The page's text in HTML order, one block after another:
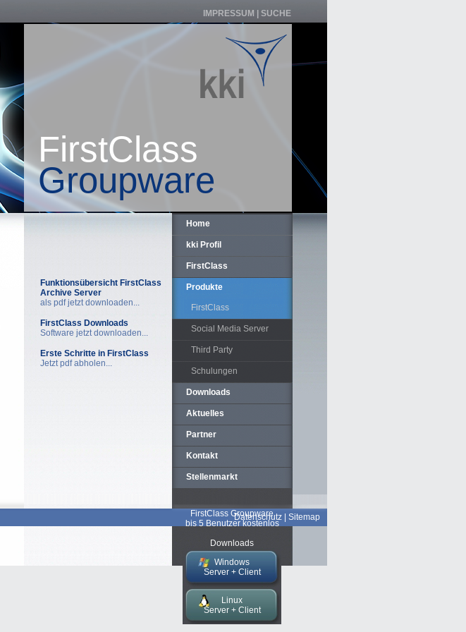
IMPRESSUM SUCHE
FirstClass
Groupware
Funktionsübersicht FirstClass
Archive Server
als pdf jetzt downloaden...
FirstClass Downloads
Software jetzt downloaden...
Erste Schritte in FirstClass
Jetzt pdf abholen...
Home
kki Profil
FirstClass
Produkte
FirstClass
Social Media Server
Third Party
Schulungen
Downloads
Aktuelles
Partner
Kontakt
Stellenmarkt
FirstClass Groupware
bis 5 Benutzer kostenlos
Downloads
Windows
Server + Client
Linux
Server + Client
Datenschutz Sitemap